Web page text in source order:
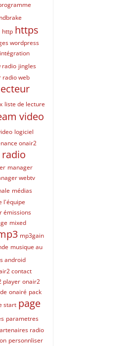
http https
wordpress
intégration
radio jingles
radio web
liste de lecture
video
logiciel
onair2
manager
webtv
médias
l'équipe
émissions
mixed
mp3gain
musique au
android
contact
player onair2
onairé pack
start page
parametres
radio
personnliser